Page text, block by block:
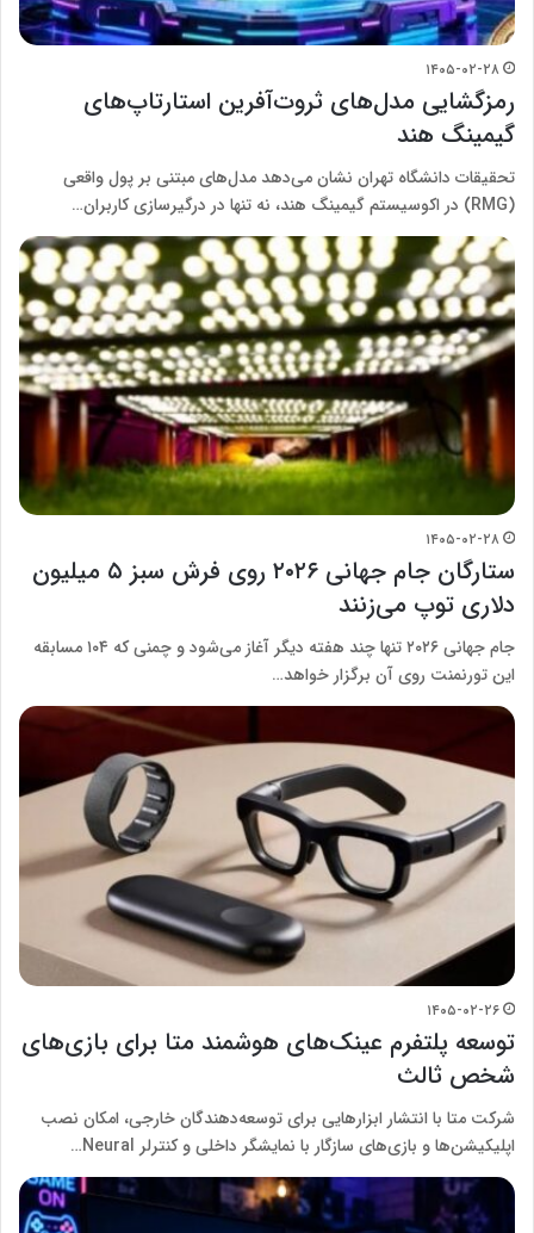
۱۴۰۵-۰۲-۲۸
رمزگشایی مدل‌های ثروت‌آفرین استارتاپ‌های
گیمینگ هند
تحقیقات دانشگاه تهران نشان می‌دهد مدل‌های مبتنی بر پول واقعی
(RMG) در اکوسیستم گیمینگ هند، نه تنها در درگیرسازی کاربران…
۱۴۰۵-۰۲-۲۸
ستارگان جام جهانی ۲۰۲۶ روی فرش سبز ۵ میلیون
دلاری توپ می‌زنند
جام جهانی ۲۰۲۶ تنها چند هفته دیگر آغاز می‌شود و چمنی که ۱۰۴ مسابقه
این تورنمنت روی آن برگزار خواهد…
۱۴۰۵-۰۲-۲۶
توسعه پلتفرم عینک‌های هوشمند متا برای بازی‌های
شخص ثالث
شرکت متا با انتشار ابزارهایی برای توسعه‌دهندگان خارجی، امکان نصب
اپلیکیشن‌ها و بازی‌های سازگار با نمایشگر داخلی و کنترلر Neural…